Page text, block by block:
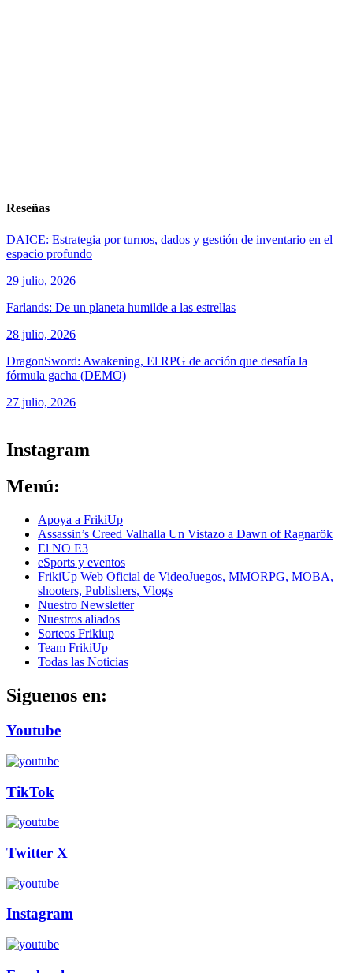
Reseñas
DAICE: Estrategia por turnos, dados y gestión de inventario en el
espacio profundo
29 julio, 2026
Farlands: De un planeta humilde a las estrellas
28 julio, 2026
DragonSword: Awakening, El RPG de acción que desafía la
fórmula gacha (DEMO)
27 julio, 2026
Instagram
Menú:
Apoya a FrikiUp
Assassin’s Creed Valhalla Un Vistazo a Dawn of Ragnarök
El NO E3
eSports y eventos
FrikiUp Web Oficial de VideoJuegos, MMORPG, MOBA,
shooters, Publishers, Vlogs
Nuestro Newsletter
Nuestros aliados
Sorteos Frikiup
Team FrikiUp
Todas las Noticias
Siguenos en:
Youtube
TikTok
Twitter X
Instagram